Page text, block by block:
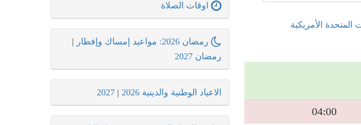
04:00
اوقات الصلاة
رمضان 2026: مواعيد إمساك وإفطار
|
رمضان 2027
الاعياد الوطنية والدينية 2026 |
2027